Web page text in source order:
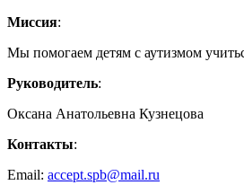
Миссия:
Мы помогаем детям с аутизмом
Руководитель:
Оксана Анатольевна Кузнецова
Контакты:
Email: accept.spb@mail.ru